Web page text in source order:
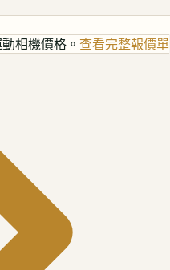
相機價格。 查看完整報價單